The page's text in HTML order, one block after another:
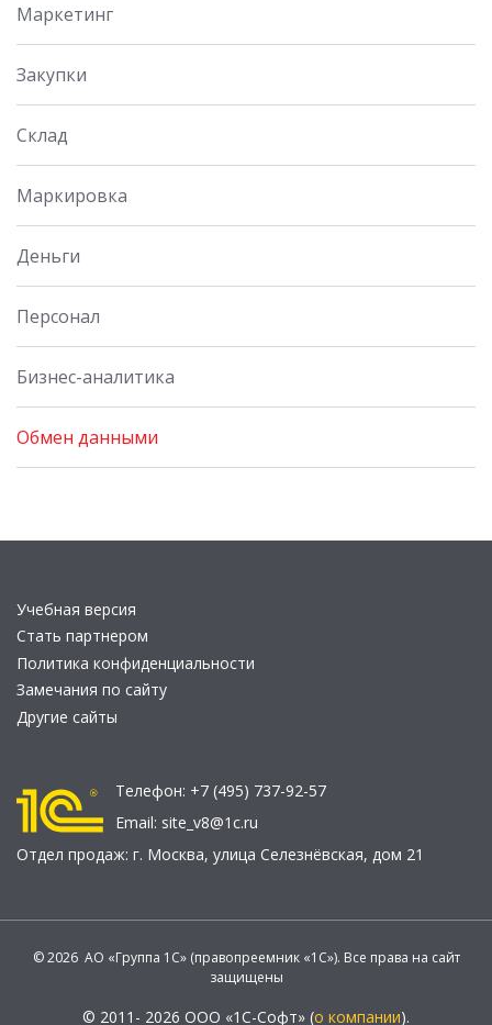
Маркетинг
Закупки
Склад
Маркировка
Деньги
Персонал
Бизнес-аналитика
Обмен данными
Учебная версия
Стать партнером
Политика конфиденциальности
Замечания по сайту
Другие сайты
Телефон: +7 (495) 737-92-57
Email: site_v8@1c.ru
Отдел продаж: г. Москва, улица Селезнёвская, дом 21
© 2026 АО «Группа 1С» (правопреемник «1С»). Все права на сайт
защищены
© 2011- 2026 ООО «1С-Софт» (о компании).